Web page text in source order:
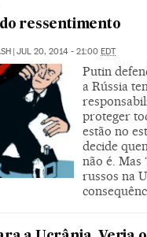
ressentimento
| JUL 20, 2014 - 21:00 EDT
Putin
a Rússia
proteger
estão no
decide
não é. Mas
russos na